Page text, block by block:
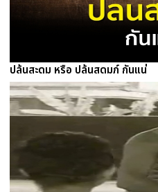
ปล้นสะดม หรือ ปล้นสดมภ์ กันแน่